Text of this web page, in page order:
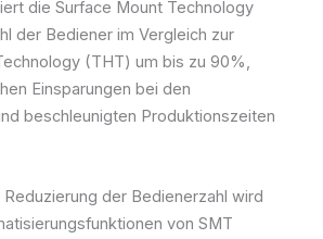
die Surface Mount Technology
der Bediener im Vergleich zur
(THT) um bis zu 90%,
Einsparungen bei den
beschleunigten Produktionszeiten
der Bedienerzahl wird
von SMT